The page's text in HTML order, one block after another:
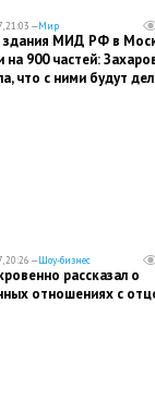
21:03 —Мир
здания МИД РФ в
на 900 частей:
что с ними будут
20:26 —Шоу-бизнес
рассказал о
отношениях с